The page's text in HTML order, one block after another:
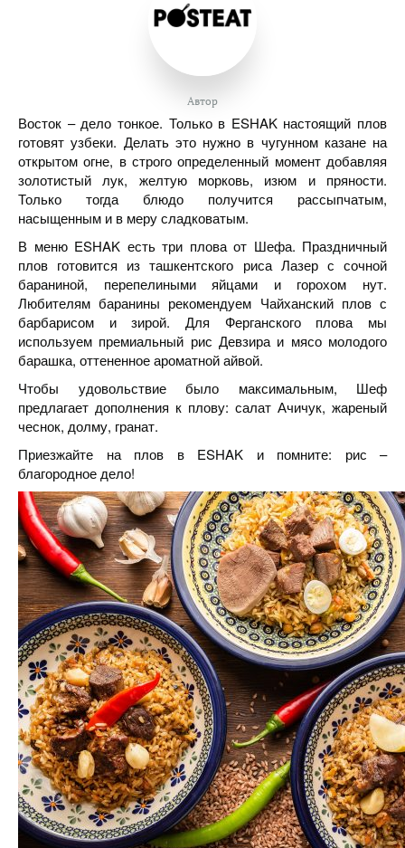
Автор
Восток – дело тонкое. Только в ESHAK настоящий плов
готовят узбеки. Делать это нужно в чугунном казане на
открытом огне, в строго определенный момент добавляя
золотистый лук, желтую морковь, изюм и пряности.
Только тогда блюдо получится рассыпчатым,
насыщенным и в меру сладковатым.
В меню ESHAK есть три плова от Шефа. Праздничный
плов готовится из ташкентского риса Лазер с сочной
бараниной, перепелиными яйцами и горохом нут.
Любителям баранины рекомендуем Чайханский плов с
барбарисом и зирой. Для Ферганского плова мы
используем премиальный рис Девзира и мясо молодого
барашка, оттененное ароматной айвой.
Чтобы удовольствие было максимальным, Шеф
предлагает дополнения к плову: салат Ачичук, жареный
чеснок, долму, гранат.
Приезжайте на плов в ESHAK и помните: рис –
благородное дело!